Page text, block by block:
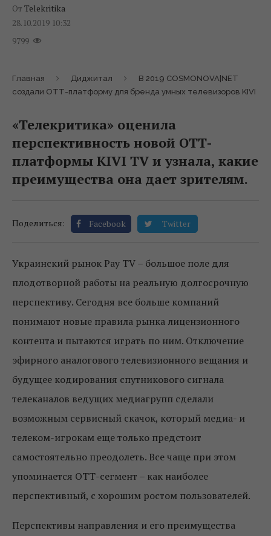
От Telekritika
28.10.2019 10:32
9799
Главная Диджитал
В 2019 COSMONOVA|NET
создали ОТТ-платформу для бренда умных телевизоров KIVI
«Телекритика» оценила
перспективность новой ОТТ-
платформы KIVI TV и узнала, какие
преимущества она дает зрителям.
Поделиться: Facebook Twitter
Украинский рынок Pау TV – большое поле для
плодотворной работы на реальную долгосрочную
перспективу. Сегодня все больше компаний
понимают новые правила рынка лицензионного
контента и пытаются играть по ним. Отключение
эфирного аналогового телевизионного вещания и
будущее кодирования спутникового сигнала
телеканалов ведущих медиагрупп сделали
возможным сервисный скачок, который медиа- и
телеком-игрокам еще только предстоит
самостоятельно преодолеть. Все чаще при этом
упоминается ОТТ-сегмент – как наиболее
перспективный, с хорошим ростом пользователей.
Перспективы направления и его преимущества